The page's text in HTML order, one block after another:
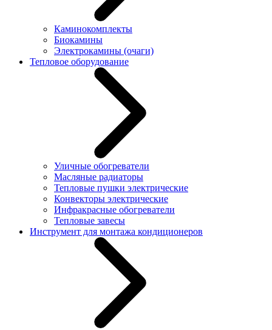
Каминокомплекты
Биокамины
Электрокамины (очаги)
Тепловое оборудование
Уличные обогреватели
Масляные радиаторы
Тепловые пушки электрические
Конвекторы электрические
Инфракрасные обогреватели
Тепловые завесы
Инструмент для монтажа кондиционеров